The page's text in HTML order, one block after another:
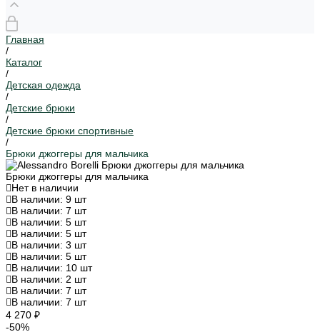
Главная
/
Каталог
/
Детская одежда
/
Детские брюки
/
Детские брюки спортивные
/
Брюки джоггеры для мальчика
Брюки джоггеры для мальчика
Нет в наличии
В наличии: 9 шт
В наличии: 7 шт
В наличии: 5 шт
В наличии: 5 шт
В наличии: 3 шт
В наличии: 5 шт
В наличии: 10 шт
В наличии: 2 шт
В наличии: 7 шт
В наличии: 7 шт
4 270 ₽
-50%